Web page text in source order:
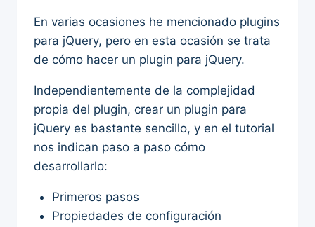
En varias ocasiones he mencionado plugins
para jQuery, pero en esta ocasión se trata
de cómo hacer un plugin para jQuery.
Independientemente de la complejidad
propia del plugin, crear un plugin para
jQuery es bastante sencillo, y en el tutorial
nos indican paso a paso cómo
desarrollarlo:
Primeros pasos
Propiedades de configuración